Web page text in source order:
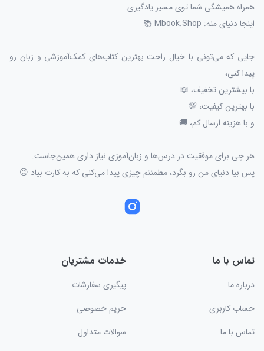
همراه همیشگی شما توی مسیر یادگیری.
اینجا دنیای منه: Mbook.Shop 📚
جایی که می‌تونی با خیال راحت بهترین کتاب‌های کمک‌آموزشی و زبان رو
پیدا کنی،
با بیشترین تخفیف، 📖
با بهترین کیفیت، 💯
و با هزینه ارسال کم، 🚚
هر چی برای موفقیت در درس‌ها و زبان‌آموزی نیاز داری همین‌جاست.
پس بیا دنیای من رو بگرد، مطمئنم چیزی پیدا می‌کنی که به کارت بیاد 😉
تماس با ما
درباره ما
حساب کاربری
تماس با ما
خدمات مشتریان
پیگیری سفارشات
حریم خصوصی
سوالات متداول